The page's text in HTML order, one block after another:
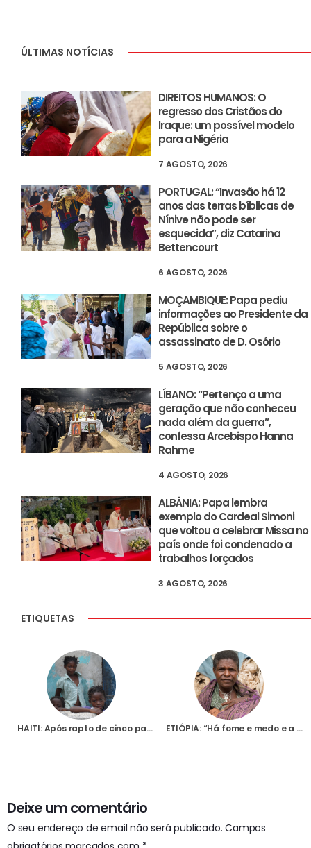
ÚLTIMAS NOTÍCIAS
DIREITOS HUMANOS: O
regresso dos Cristãos do
Iraque: um possível modelo
para a Nigéria
7 AGOSTO, 2026
PORTUGAL: “Invasão há 12
anos das terras bíblicas de
Nínive não pode ser
esquecida”, diz Catarina
Bettencourt
6 AGOSTO, 2026
MOÇAMBIQUE: Papa pediu
informações ao Presidente da
República sobre o
assassinato de D. Osório
5 AGOSTO, 2026
LÍBANO: “Pertenço a uma
geração que não conheceu
nada além da guerra”,
confessa Arcebispo Hanna
Rahme
4 AGOSTO, 2026
ALBÂNIA: Papa lembra
exemplo do Cardeal Simoni
que voltou a celebrar Missa no
país onde foi condenado a
trabalhos forçados
3 AGOSTO, 2026
ETIQUETAS
HAITI: Após rapto de cinco padres e duas irmãs, Bispo lança a pergunta através da Fundação AIS: “quem será o próximo?” ETIÓPIA: “Há fome e medo e a situação está a piorar” na região de Tigray, denuncia sacerdote à Fundação AIS
Deixe um comentário
O seu endereço de email não será publicado. Campos